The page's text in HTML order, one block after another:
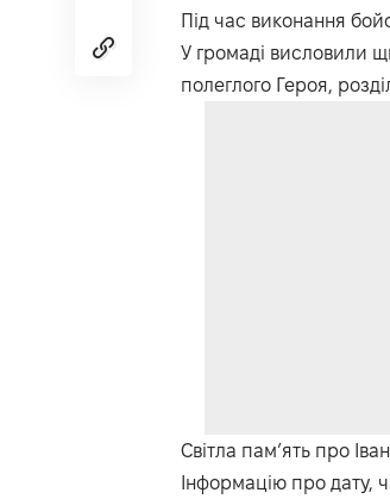
Під час виконання
У громаді висловили
полеглого Героя,
Світла пам’ять про
Інформацію про дату,